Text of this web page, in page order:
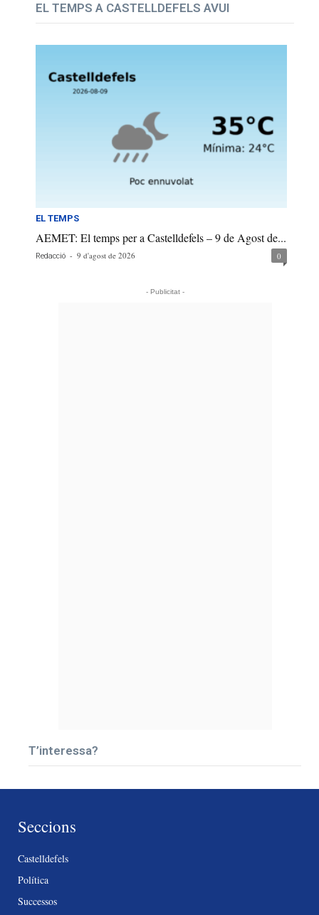
EL TEMPS A CASTELLDEFELS AVUI
EL TEMPS
AEMET: El temps per a Castelldefels – 9 de Agost de...
Redacció - 9 d'agost de 2026 0
- Publicitat -
T’interessa?
Seccions
Castelldefels
Política
Successos